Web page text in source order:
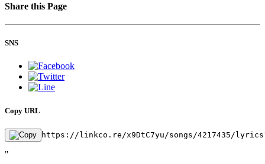
Share this Page
SNS
Copy URL
https://linkco.re/x9DtC7yu/songs/4217435/
"